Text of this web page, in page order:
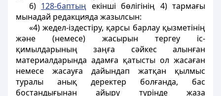
6) 128-баптың екінші бөлігінің 4) тармағы
мынадай редакцияда жазылсын:
«4) жедел-iздестiру, қарсы барлау қызметiнiң
және (немесе) жасырын тергеу іс-
қимылдарының заңға сәйкес алынған
материалдарында адамға қатысты ол жасаған
немесе жасауға дайындап жатқан қылмыс
туралы анық деректер болғанда, бас
бостандығынан айыру түрінде жаза